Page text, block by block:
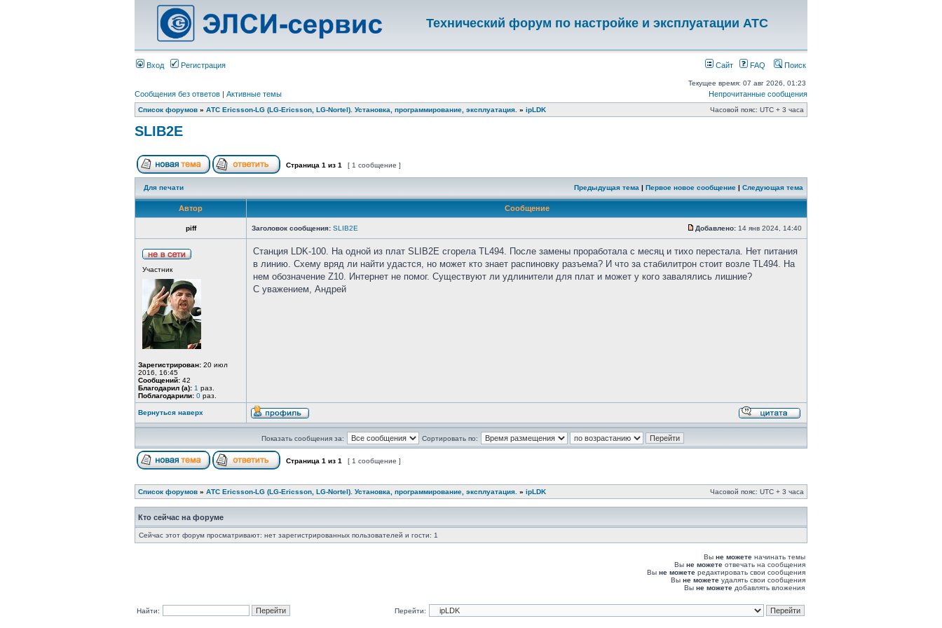
Технический форум по настройке и эксплуатации АТС
Вход Регистрация Сайт FAQ Поиск
Текущее время: 07 авг 2026, 01:23
Сообщения без ответов | Активные темы Непрочитанные сообщения
Список форумов » АТС Ericsson-LG (LG-Ericsson, LG-Nortel). Установка, программирование, эксплуатация. » ipLDK Часовой пояс: UTC + 3 часа
SLIB2E
Страница 1 из 1 [ 1 сообщение ]
Для печати Предыдущая тема | Первое новое сообщение | Следующая тема
Автор Сообщение
piff Заголовок сообщения: SLIB2E Добавлено: 14 янв 2024, 14:40
Участник
Зарегистрирован: 20 июл
2016, 16:45
Сообщений: 42
Благодарил (а): 1 раз.
Поблагодарили: 0 раз.
Станция LDK-100. На одной из плат SLIB2E сгорела TL494. После замены проработала с месяц и тихо перестала. Нет питания
в линию. Схему вряд ли найти удастся, но может кто знает распиновку разъема? И что за стабилитрон стоит возле TL494. На
нем обозначение Z10. Интернет не помог. Существуют ли удлинители для плат и может у кого завалялись лишние?
С уважением, Андрей
Вернуться наверх
Показать сообщения за: Сортировать по:
Страница 1 из 1 [ 1 сообщение ]
Список форумов » АТС Ericsson-LG (LG-Ericsson, LG-Nortel). Установка, программирование, эксплуатация. » ipLDK Часовой пояс: UTC + 3 часа
Кто сейчас на форуме
Сейчас этот форум просматривают: нет зарегистрированных пользователей и гости: 1
Вы не можете начинать темы
Вы не можете отвечать на сообщения
Вы не можете редактировать свои сообщения
Вы не можете удалять свои сообщения
Вы не можете добавлять вложения
Найти: Перейти: